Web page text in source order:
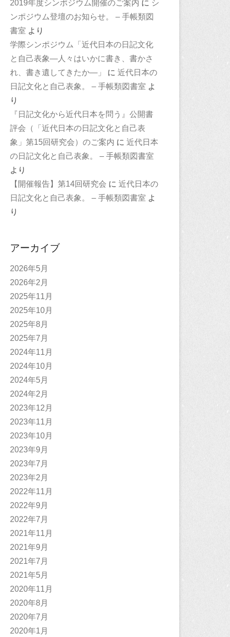
2019年度シンポジウム開催のご案内 に シ
ンポジウム登壇のお知らせ。 – 手帳類図
書室 より
学際シンポジウム「近代日本の日記文化
と自己表象—人々はいかに書き、書かさ
れ、書き遺してきたか—」
に 近代日本の
日記文化と自己表象。 – 手帳類図書室 よ
り
『日記文化から近代日本を問う』公開書
評会（「近代日本の日記文化と自己表
象」第15回研究会）のご案内 に 近代日本
の日記文化と自己表象。 – 手帳類図書室
より
【開催報告】第14回研究会 に 近代日本の
日記文化と自己表象。 – 手帳類図書室 よ
り
アーカイブ
2026年5月
2026年2月
2025年11月
2025年10月
2025年8月
2025年7月
2024年11月
2024年10月
2024年5月
2024年2月
2023年12月
2023年11月
2023年10月
2023年9月
2023年7月
2023年2月
2022年11月
2022年9月
2022年7月
2021年11月
2021年9月
2021年7月
2021年5月
2020年11月
2020年8月
2020年7月
2020年1月